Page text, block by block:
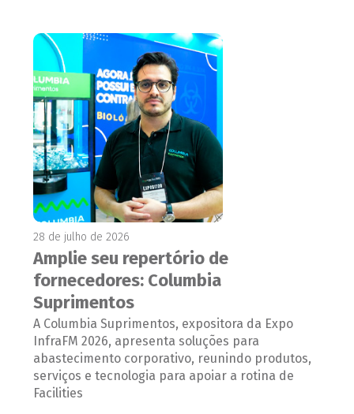
28 de julho de 2026
Amplie seu repertório de
fornecedores: Columbia
Suprimentos
A Columbia Suprimentos, expositora da Expo
InfraFM 2026, apresenta soluções para
abastecimento corporativo, reunindo produtos,
serviços e tecnologia para apoiar a rotina de
Facilities